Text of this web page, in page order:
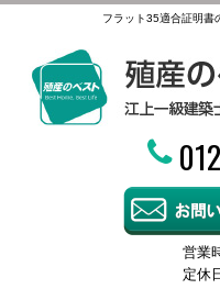
フラット35適合証明書
営業
定休